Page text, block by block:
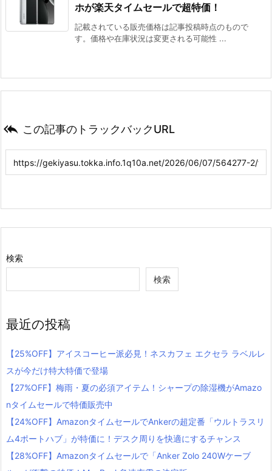
ホが楽天タイムセールで超特価！
記載されている販売価格は記事投稿時点のもので
す。価格や在庫状況は変更される可能性 ...
 この記事のトラックバックURL
検索
検索
最近の投稿
【25%OFF】アイスコーヒー派必見！ネスカフェ エクセラ ラベルレ
スが今だけ特大特価で登場
【27%OFF】梅雨・夏の必須アイテム！シャープの除湿機がAmazo
nタイムセールで特価販売中
【24%OFF】AmazonタイムセールでAnkerの超定番「ウルトラスリ
ム4ポートハブ」が特価に！デスク周りを快適にするチャンス
【28%OFF】Amazonタイムセールで「Anker Zolo 240Wケーブ